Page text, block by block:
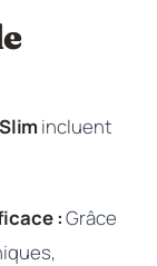
incluent
:Grâce